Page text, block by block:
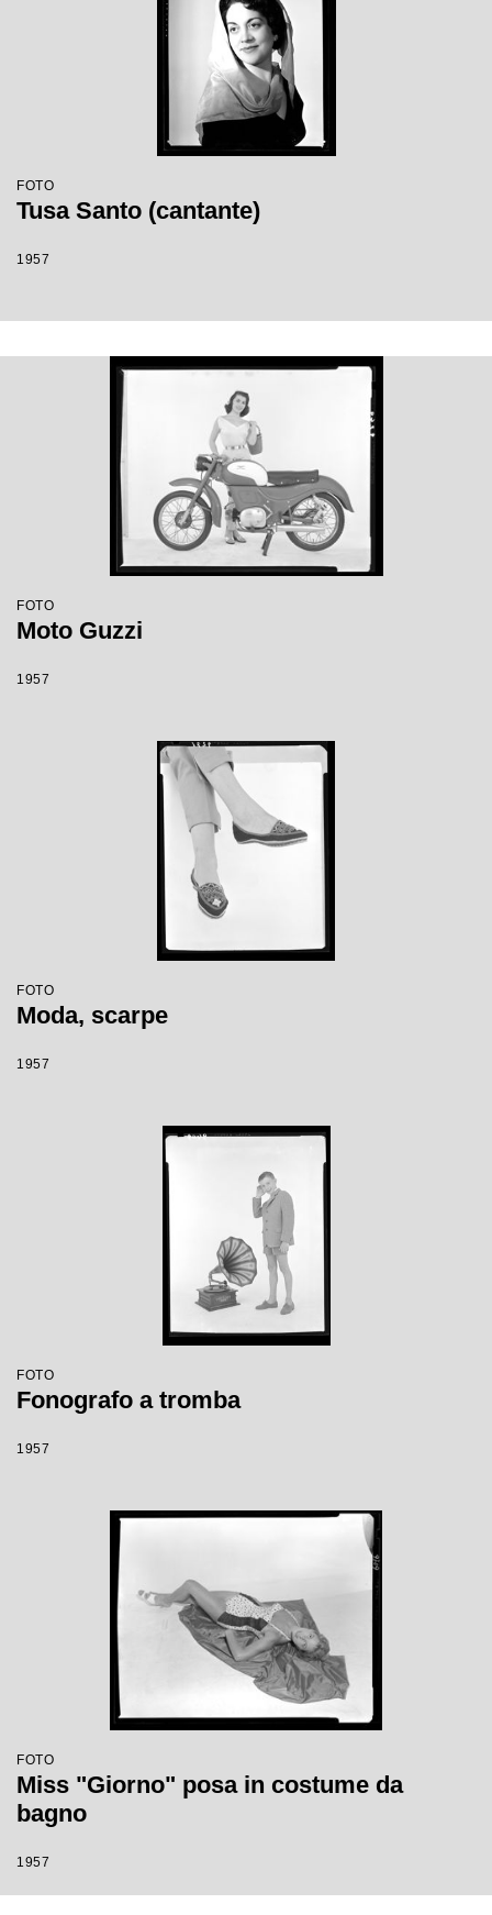
FOTO
Tusa Santo (cantante)
1957
FOTO
Moto Guzzi
1957
FOTO
Moda, scarpe
1957
FOTO
Fonografo a tromba
1957
FOTO
Miss "Giorno" posa in costume da
bagno
1957